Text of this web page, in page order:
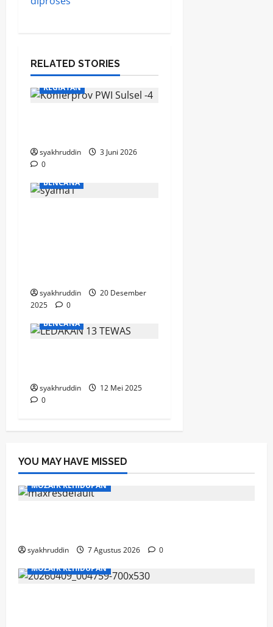
RELATED STORIES
KEGIATAN
syakhruddin
3 Juni 2026
0
BENCANA
syakhruddin
20 Desember
2025
0
BENCANA
syakhruddin
12 Mei 2025
0
YOU MAY HAVE MISSED
MOZAIK KEHIDUPAN
syakhruddin 7 Agustus 2026
0
MOZAIK KEHIDUPAN